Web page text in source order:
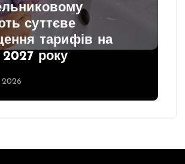
суттєве
тарифів на
року